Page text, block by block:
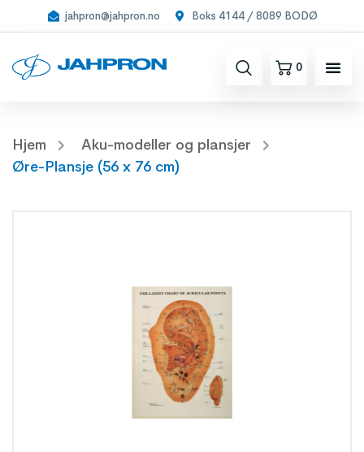
jahpron@jahpron.no Boks 4144 / 8089 BODØ
0
Hjem
Aku-modeller og plansjer
Øre-Plansje (56 x 76 cm)